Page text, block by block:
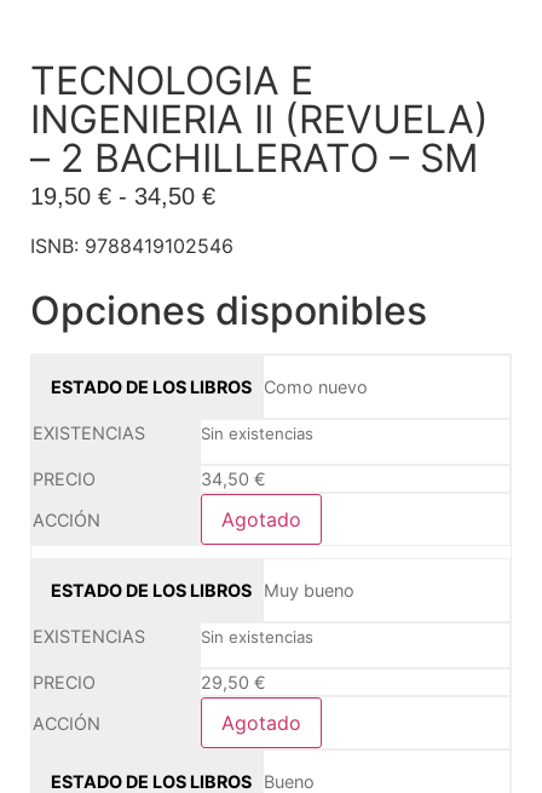
TECNOLOGIA E
INGENIERIA II (REVUELA)
– 2 BACHILLERATO – SM
19,50 € - 34,50 €
ISNB: 9788419102546
Opciones disponibles
Como nuevo
Sin existencias
34,50 €
Agotado
Muy bueno
Sin existencias
29,50 €
Agotado
Bueno